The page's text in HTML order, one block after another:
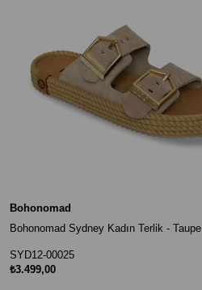
Bohonomad
Bohonomad Sydney Kadın Terlik - Taupe
SYD12-00025
₺3.499,00